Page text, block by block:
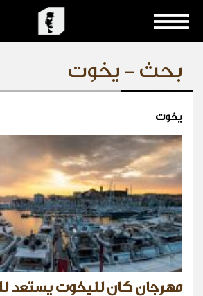
بحث - يخوت
يخوت
مهرجان كان لليخوت يستعد